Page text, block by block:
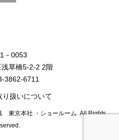
－0053
草橋5-2-2 2階
3862-6711
り扱いについて
東京本社 ・ショールーム. All Rights